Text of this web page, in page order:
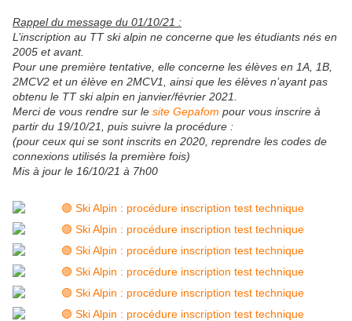
Rappel du message du 01/10/21 :
L’inscription au TT ski alpin ne concerne que les étudiants nés en
2005 et avant.
Pour une première tentative, elle concerne les élèves en 1A, 1B,
2MCV2 et un élève en 2MCV1, ainsi que les élèves n’ayant pas
obtenu le TT ski alpin en janvier/février 2021.
Merci de vous rendre sur le site Gepafom pour vous inscrire à
partir du 19/10/21, puis suivre la procédure :
(pour ceux qui se sont inscrits en 2020, reprendre les codes de
connexions utilisés la première fois)
Mis à jour le 16/10/21 à 7h00